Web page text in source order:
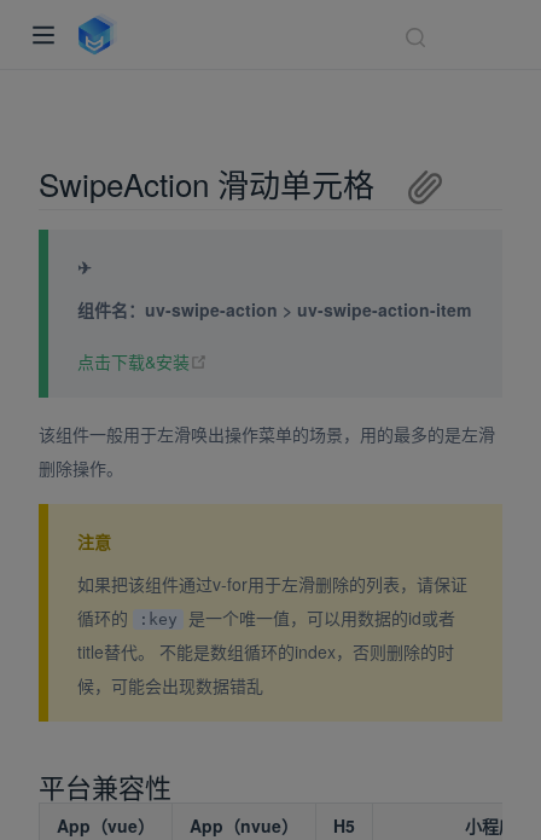
SwipeAction 滑动单元格
✈
组件名：uv-swipe-action > uv-swipe-action-item
点击下载&安装
该组件一般用于左滑唤出操作菜单的场景，用的最多的是左滑
删除操作。
注意
如果把该组件通过v-for用于左滑删除的列表，请保证
循环的
:key
是一个唯一值，可以用数据的id或者
title替代。 不能是数组循环的index，否则删除的时
候，可能会出现数据错乱
平台兼容性
App（vue） App（nvue） H5
小程序